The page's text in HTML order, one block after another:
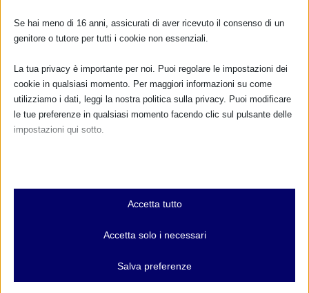
FARMACI IN ALLATTAMENTO E
GRAVIDANZA
NUMERO VERDE GRATUITO
800.883300
Maggiori informazioni
RIMANI AGGIORNATO
Nome:
Se hai meno di 16 anni, assicurati di aver ricevuto il consenso di un
genitore o tutore per tutti i cookie non essenziali.
La tua privacy è importante per noi. Puoi regolare le impostazioni dei
cookie in qualsiasi momento. Per maggiori informazioni su come
utilizziamo i dati, leggi la nostra politica sulla privacy. Puoi modificare
le tue preferenze in qualsiasi momento facendo clic sul pulsante delle
impostazioni qui sotto.
Essenziali
I cookie e i servizi essenziali abilitano le funzioni di base e sono
e servizi non richiedono il consenso dell'utente secondo il GDPR.
Analitici
Accetta tutto
Accetta solo i necessari
Salva preferenze